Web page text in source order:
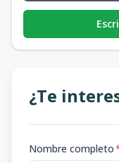
¿Te
Nombre completo